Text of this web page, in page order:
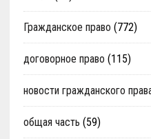
Гражданское право (772)
договорное право (115)
новости гражданского
общая часть (59)